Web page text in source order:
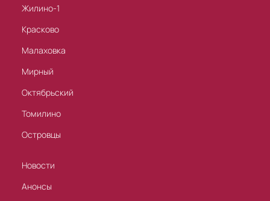
Жилино-1
Красково
Малаховка
Мирный
Октябрьский
Томилино
Островцы
Новости
Анонсы